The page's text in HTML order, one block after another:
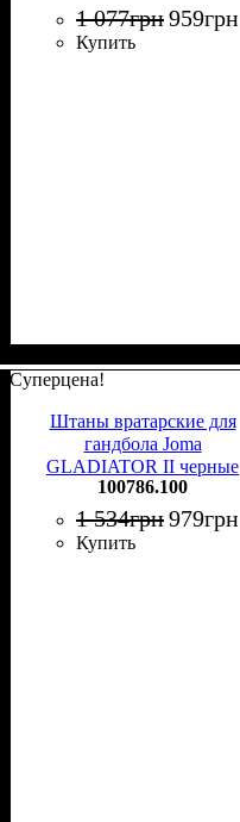
1 077грн959грн
Купить
Суперцена!
Штаны вратарские для
гандбола Joma
GLADIATOR II черные
100786.100
100786.100
1 534грн979грн
Купить